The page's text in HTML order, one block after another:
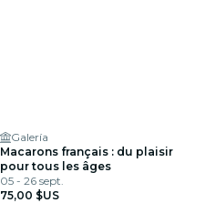
Galería
Macarons français : du plaisir
pour tous les âges
05 - 26 sept.
75,00 $US